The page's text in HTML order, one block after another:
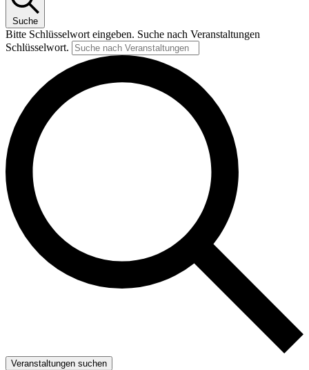
Suche
Bitte Schlüsselwort eingeben. Suche nach Veranstaltungen
Schlüsselwort.
Veranstaltungen suchen